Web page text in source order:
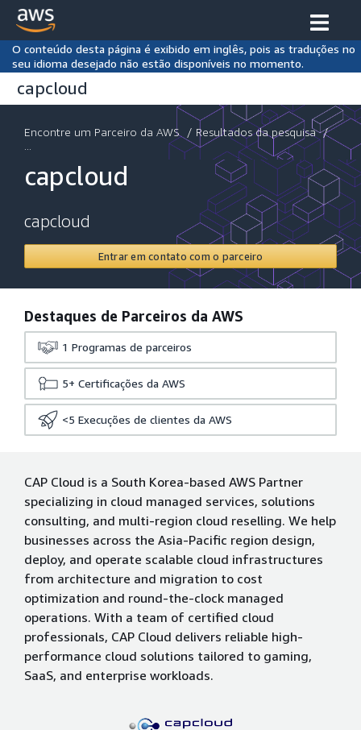
O conteúdo desta página é exibido em inglês, pois as traduções no
seu idioma desejado não estão disponíveis no momento.
capcloud
Encontre um Parceiro da AWS / Resultados da pesquisa /
capcloud
capcloud
Entrar em contato com o parceiro
Destaques de Parceiros da AWS
1 Programas de parceiros
5+ Certificações da AWS
<5 Execuções de clientes da AWS
CAP Cloud is a South Korea-based AWS Partner
specializing in cloud managed services, solutions
consulting, and multi-region cloud reselling. We help
businesses across the Asia-Pacific region design,
deploy, and operate scalable cloud infrastructures
from architecture and migration to cost
optimization and round-the-clock managed
operations. With a team of certified cloud
professionals, CAP Cloud delivers reliable high-
performance cloud solutions tailored to gaming,
SaaS, and enterprise workloads.